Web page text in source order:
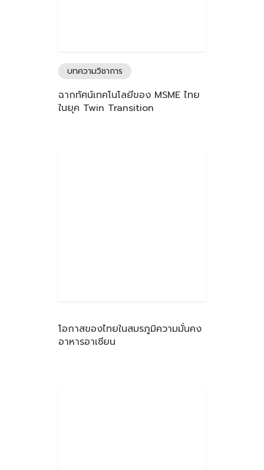
บทความวิชาการ
ฉากทัศน์เทคโนโลยีของ MSME ไทย
ในยุค Twin Transition
โอกาสของไทยในสมรภูมิความมั่นคง
อาหารอาเซียน